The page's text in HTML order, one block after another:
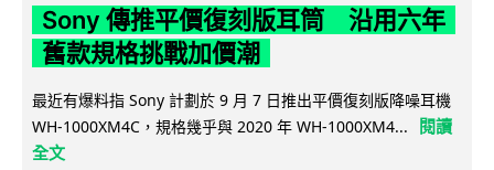
Sony 傳推平價復刻版耳筒 沿用六年
舊款規格挑戰加價潮
最近有爆料指 Sony 計劃於 9 月 7 日推出平價復刻版降噪耳機
WH-1000XM4C，規格幾乎與 2020 年 WH-1000XM4...
閱讀
全文